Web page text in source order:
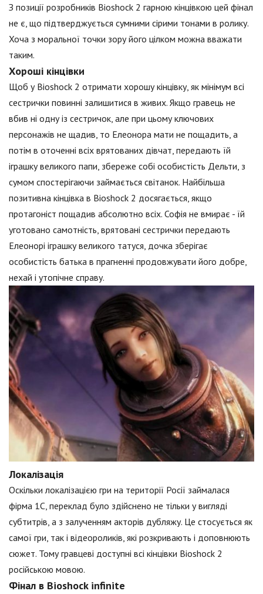
З позиції розробників Bioshock 2 гарною кінцівкою цей фінал
не є, що підтверджується сумними сірими тонами в ролику.
Хоча з моральної точки зору його цілком можна вважати
таким.
Хороші кінцівки
Щоб у Bioshock 2 отримати хорошу кінцівку, як мінімум всі
сестрички повинні залишитися в живих. Якщо гравець не
вбив ні одну із сестричок, але при цьому ключових
персонажів не щадив, то Елеонора мати не пощадить, а
потім в оточенні всіх врятованих дівчат, передають їй
іграшку великого папи, збереже собі особистість Дельти, з
сумом спостерігаючи займається світанок. Найбільша
позитивна кінцівка в Bioshock 2 досягається, якщо
протагоніст пощадив абсолютно всіх. Софія не вмирає - їй
уготовано самотність, врятовані сестрички передають
Елеонорі іграшку великого татуся, дочка зберігає
особистість батька в прагненні продовжувати його добре,
нехай і утопічне справу.
Локалізація
Оскільки локалізацією гри на території Росії займалася
фірма 1С, переклад було здійснено не тільки у вигляді
субтитрів, а з залученням акторів дубляжу. Це стосується як
самої гри, так і відеороликів, які розкривають і доповнюють
сюжет. Тому гравцеві доступні всі кінцівки Bioshock 2
російською мовою.
Фінал в Bioshock infinite